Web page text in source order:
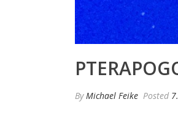
ByMichael Feike Posted